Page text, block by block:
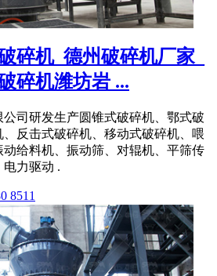
碎机_德州破碎机厂家_
碎机潍坊岩 ...
司研发生产圆锥式破碎机、鄂式破
反击式破碎机、移动式破碎机、喂
给料机、振动筛、对辊机、平筛传
力驱动 .
8511